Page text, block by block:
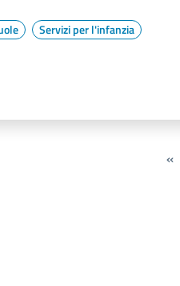
Servizi per l'infanzia
«